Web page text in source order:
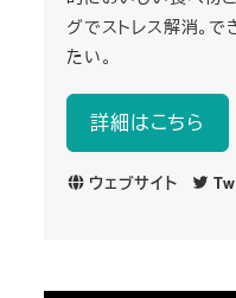
グでストレス解消。
たい。
詳細はこちら
ウェブサイト